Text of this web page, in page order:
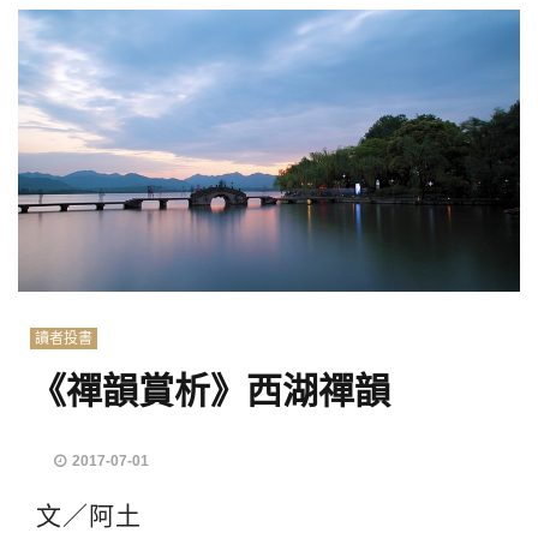
讀者投書
《禪韻賞析》西湖禪韻
2017-07-01
文／阿土